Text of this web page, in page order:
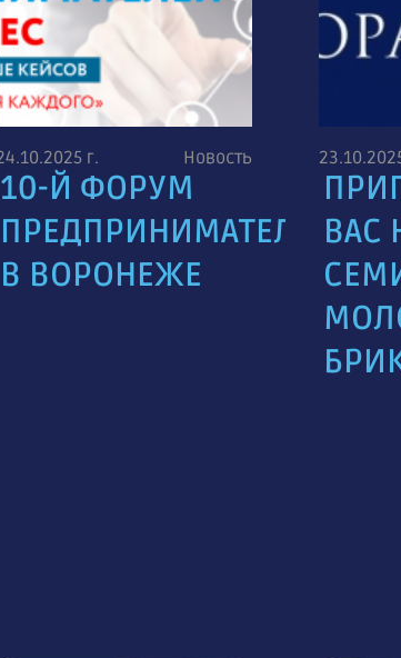
г. Новость
10-Й ФОРУМ
ПРЕДПРИНИМАТЕЛЕЙ
В ВОРОНЕЖЕ
ВАС